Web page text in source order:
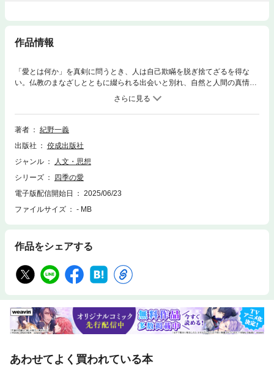
作品情報
「愛とは何か」を真剣に問うとき、人は自己欺瞞を脱ぎ捨てざるを得な
い。仏教のまなざしとともに綴られる出会いと別れ、自然と人間の真情。
その四季折々に滲む慈しみと孤独の中に、読む者の心を静かに揺さぶる、
魂の随筆集。あなたの愛の定義が更新される一冊。
著者
紀野一義
出版社
佼成出版社
ジャンル
人文・思想
シリーズ
四季の愛
電子版配信開始日
2025/06/23
ファイルサイズ
- MB
作品をシェアする
あわせてよく買われている本